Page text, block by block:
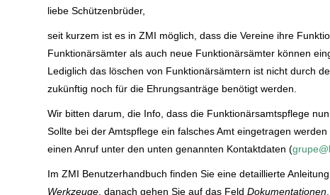
liebe Schützenbrüder,
seit kurzem ist es in ZMI möglich, dass die Vereine ihre
Funktionärsämter als auch neue Funktionärsämter können
Lediglich das löschen von Funktionärsämtern ist nicht durch
zukünftig noch für die Ehrungsanträge benötigt werden.
Wir bitten darum, die Info, dass die Funktionärsamtspflege
Sollte bei der Amtspflege ein falsches Amt eingetragen
einen Anruf unter den unten genannten Kontaktdaten (
Im ZMI Benutzerhandbuch finden Sie eine detaillierte
Werkzeuge, danach gehen Sie auf das FeldDokumentationen